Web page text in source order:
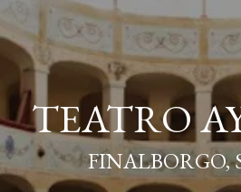
TEATRO
FINALBORGO,
TEATRO
FINALBORGO,